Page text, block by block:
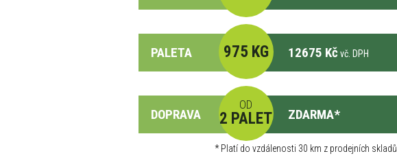
PALETA 975 KG 12675 Kč vč. DPH
DOPRAVA
OD
2 PALET ZDARMA*
*Platí do vzdálenosti 30 km z prodejních skladů.